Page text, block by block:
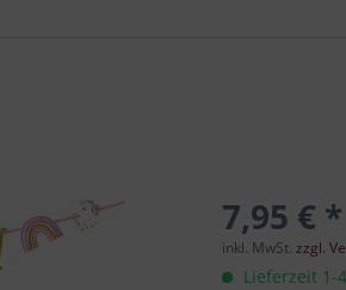
7,95 € *
inkl. MwSt.zzgl.
Lieferzeit 1-